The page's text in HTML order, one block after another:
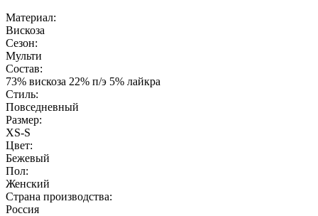
Материал:
Вискоза
Сезон:
Мульти
Состав:
73% вискоза 22% п/э 5% лайкра
Стиль:
Повседневный
Размер:
XS-S
Цвет:
Бежевый
Пол:
Женский
Страна производства:
Россия